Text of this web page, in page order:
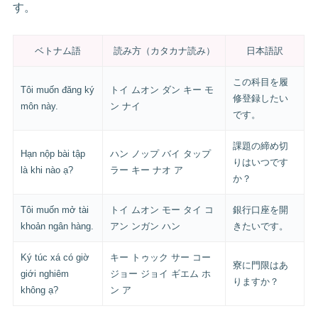
す。
ベトナム語 読み方（カタカナ読み） 日本語訳
Tôi muốn đăng ký
môn này.
トイ ムオン ダン キー モ
ン ナイ
この科目を履
修登録したい
です。
Hạn nộp bài tập
là khi nào ạ?
ハン ノップ バイ タップ
ラー キー ナオ ア
課題の締め切
りはいつです
か？
Tôi muốn mở tài
khoản ngân hàng.
トイ ムオン モー タイ コ
アン ンガン ハン
銀行口座を開
きたいです。
Ký túc xá có giờ
giới nghiêm
không ạ?
キー トゥック サー コー
ジョー ジョイ ギエム ホ
ン ア
寮に門限はあ
りますか？